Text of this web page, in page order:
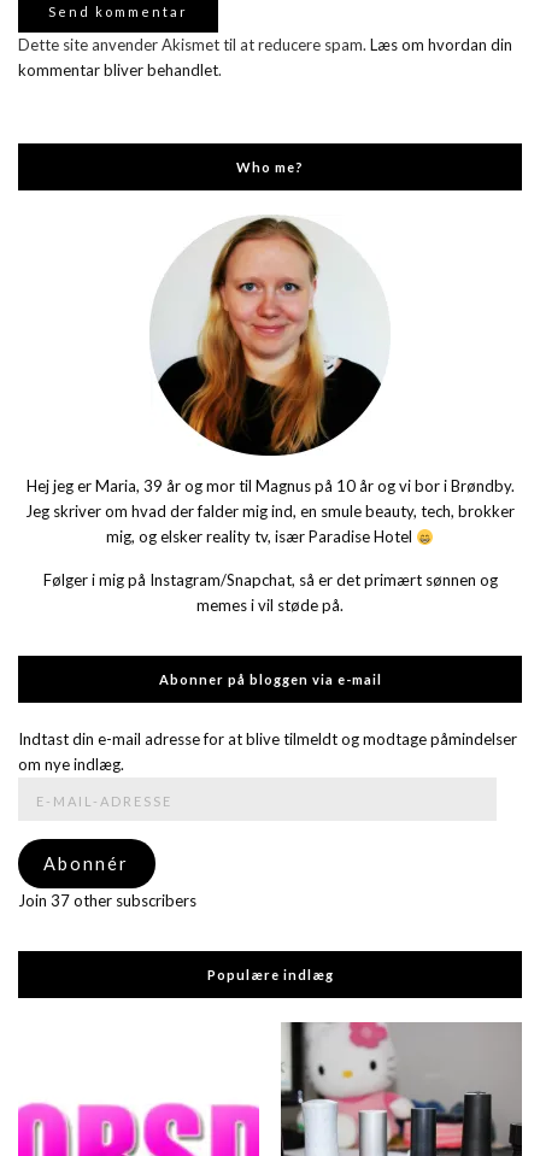
Dette site anvender Akismet til at reducere spam. Læs om hvordan din
kommentar bliver behandlet.
Who me?
Hej jeg er Maria, 39 år og mor til Magnus på 10 år og vi bor i Brøndby.
Jeg skriver om hvad der falder mig ind, en smule beauty, tech, brokker
mig, og elsker reality tv, især Paradise Hotel
Følger i mig på Instagram/Snapchat, så er det primært sønnen og
memes i vil støde på.
Abonner på bloggen via e-mail
Indtast din e-mail adresse for at blive tilmeldt og modtage påmindelser
om nye indlæg.
adresse
Abonnér
Join 37 other subscribers
Populære indlæg